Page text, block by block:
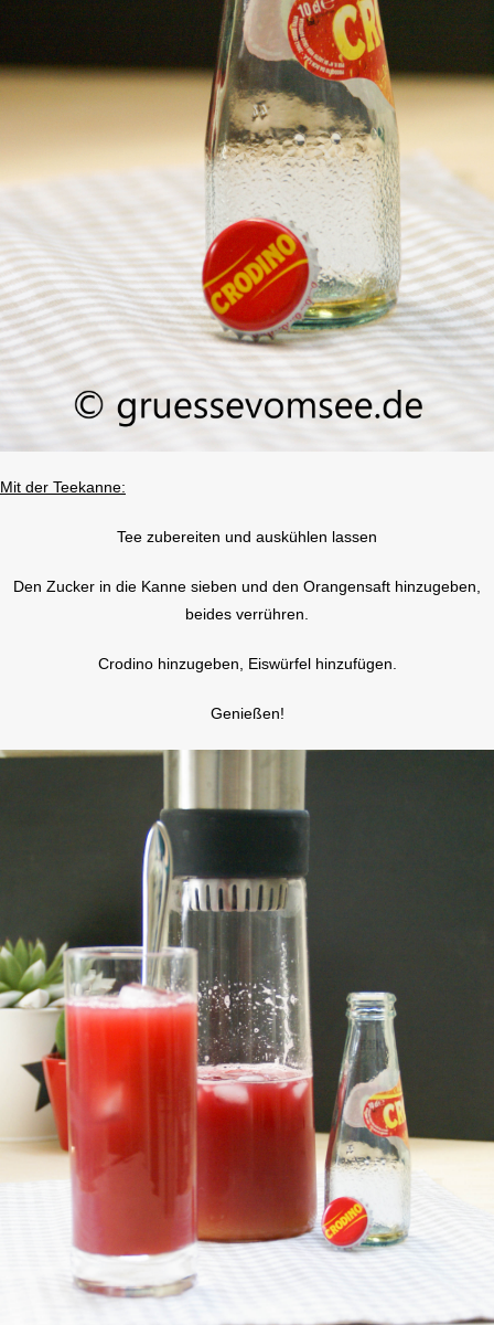
Mit der Teekanne:
Tee zubereiten und auskühlen lassen
Den Zucker in die Kanne sieben und den Orangensaft hinzugeben,
beides verrühren.
Crodino hinzugeben, Eiswürfel hinzufügen.
Genießen!